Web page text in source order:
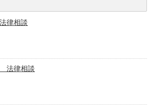
律相談
法律相談